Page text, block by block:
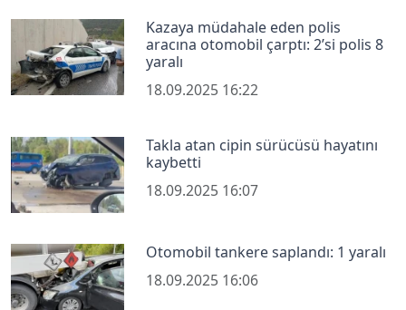
Kazaya müdahale eden polis
aracına otomobil çarptı: 2’si polis 8
yaralı
18.09.2025 16:22
Takla atan cipin sürücüsü hayatını
kaybetti
18.09.2025 16:07
Otomobil tankere saplandı: 1 yaralı
18.09.2025 16:06